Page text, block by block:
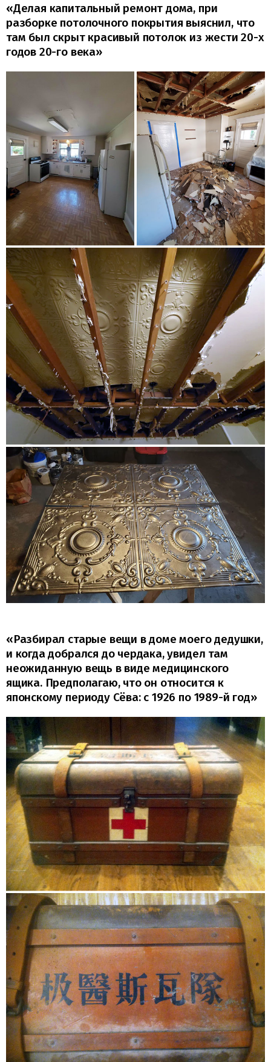
«Делая капитальный ремонт дома, при
разборке потолочного покрытия выяснил, что
там был скрыт красивый потолок из жести 20-х
годов 20-го века»
«Разбирал старые вещи в доме моего дедушки,
и когда добрался до чердака, увидел там
неожиданную вещь в виде медицинского
ящика. Предполагаю, что он относится к
японскому периоду Сёва: с 1926 по 1989-й год»